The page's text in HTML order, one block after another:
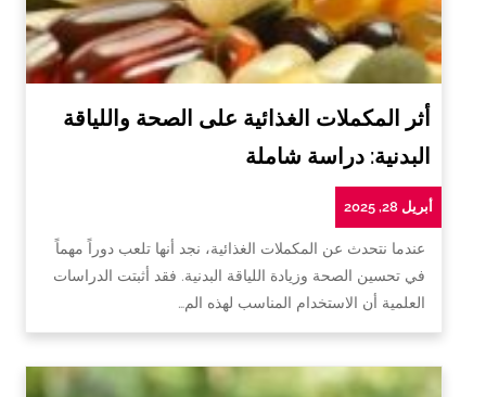
أثر المكملات الغذائية على الصحة واللياقة
البدنية: دراسة شاملة
أبريل 28, 2025
عندما نتحدث عن المكملات الغذائية، نجد أنها تلعب دوراً مهماً
في تحسين الصحة وزيادة اللياقة البدنية. فقد أثبتت الدراسات
العلمية أن الاستخدام المناسب لهذه الم…